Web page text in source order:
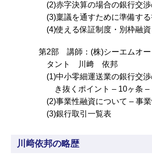
(2)赤字決算の場合の銀行交渉
(3)稟議を通すために準備す
(4)使える保証制度・別枠融資
第2部 講師：(株)シーエムオ
タント 川﨑 依邦
(1)中小零細運送業の銀行交
き抜くポイント – 10ヶ条 –
(2)事業性融資について – 事
(3)銀行取引一覧表
川﨑依邦の略歴